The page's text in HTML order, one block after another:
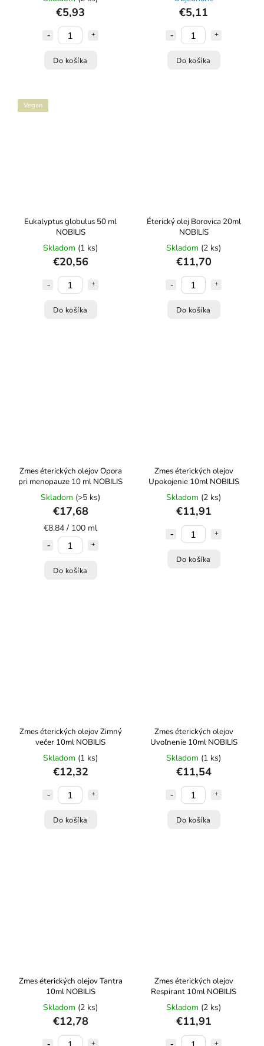
€5,93
Do košíka
€5,11
Do košíka
Vegan
Eukalyptus globulus 50 ml
NOBILIS
Skladom (1 ks)
€20,56
Do košíka
Éterický olej Borovica 20ml
NOBILIS
Skladom (2 ks)
€11,70
Do košíka
Zmes éterických olejov Opora
pri menopauze 10 ml NOBILIS
Skladom (>5 ks)
€17,68
€8,84 / 100 ml
Do košíka
Zmes éterických olejov
Upokojenie 10ml NOBILIS
Skladom (2 ks)
€11,91
Do košíka
Zmes éterických olejov Zimný
večer 10ml NOBILIS
Skladom (1 ks)
€12,32
Do košíka
Zmes éterických olejov
Uvoľnenie 10ml NOBILIS
Skladom (1 ks)
€11,54
Do košíka
Zmes éterických olejov Tantra
10ml NOBILIS
Skladom (2 ks)
€12,78
Zmes éterických olejov
Respirant 10ml NOBILIS
Skladom (2 ks)
€11,91